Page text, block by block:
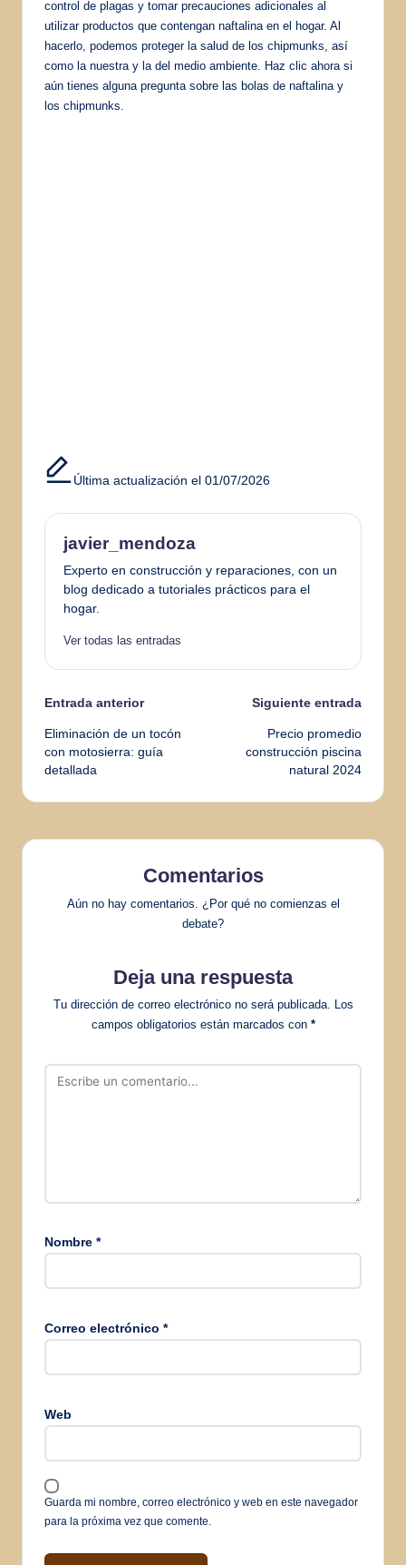
control de plagas y tomar precauciones adicionales al
utilizar productos que contengan naftalina en el hogar. Al
hacerlo, podemos proteger la salud de los chipmunks, así
como la nuestra y la del medio ambiente. Haz clic ahora si
aún tienes alguna pregunta sobre las bolas de naftalina y
los chipmunks.
Última actualización el 01/07/2026
javier_mendoza
Experto en construcción y reparaciones, con un
blog dedicado a tutoriales prácticos para el
hogar.
Ver todas las entradas
Navegación
de
entradas
Entrada anterior
Eliminación de un tocón
con motosierra: guía
detallada
Siguiente entrada
Precio promedio
construcción piscina
natural 2024
Comentarios
Aún no hay comentarios. ¿Por qué no comienzas el
debate?
Deja una respuesta
Tu dirección de correo electrónico no será publicada. Los
campos obligatorios están marcados con *
Nombre *
Correo electrónico *
Web
Guarda mi nombre, correo electrónico y web en este navegador
para la próxima vez que comente.